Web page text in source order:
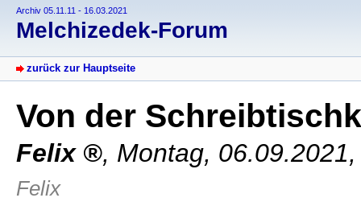
Archiv 05.11.11 - 16.03.2021
Melchizedek-Forum
zurück zur Hauptseite
Von der
Felix , Montag,
Felix